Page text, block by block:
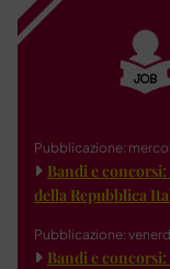
Pubblicazione:
Bandi e
della Repubblica
Pubblicazione:
Bandi e